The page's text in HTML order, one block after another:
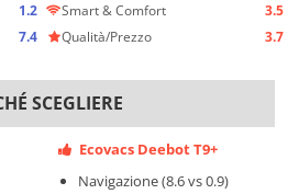
1.2
7.4
Smart & Comfort
3.5
Qualità/Prezzo
3.7
SCEGLIERE
Ecovacs Deebot T9+
Navigazione (8.6 vs 0.9)